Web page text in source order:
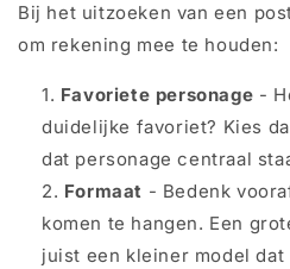
Bij het uitzoeken van een
om rekening mee te houden:
Favoriete personage -
duidelijke favoriet? Kies
dat personage centraal
Formaat - Bedenk
komen te hangen. Een
juist een kleiner model